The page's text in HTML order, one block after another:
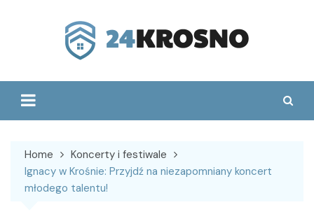
Home
Koncerty i festiwale
Ignacy w Krośnie: Przyjdź na niezapomniany koncert
młodego talentu!